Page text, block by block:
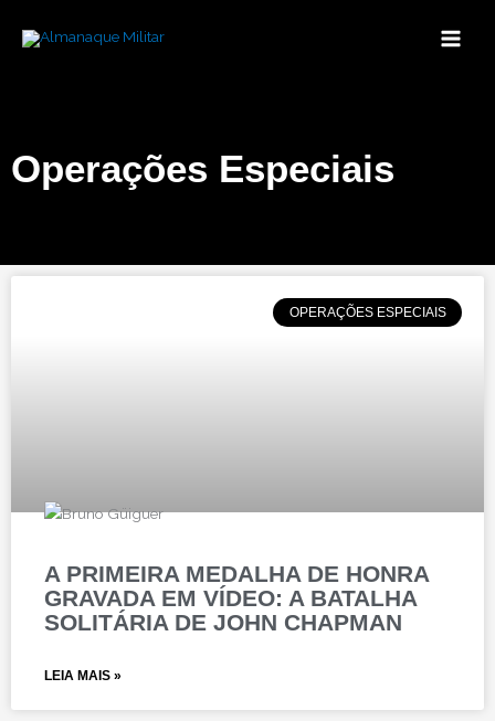
para
Operações Especiais
OPERAÇÕES ESPECIAIS
A PRIMEIRA MEDALHA DE HONRA
GRAVADA EM VÍDEO: A BATALHA
SOLITÁRIA DE JOHN CHAPMAN
LEIA MAIS »